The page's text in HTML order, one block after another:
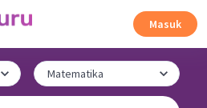
Masuk